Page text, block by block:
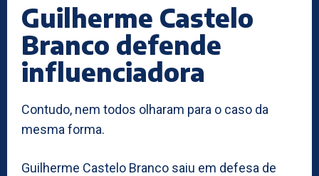
Guilherme Castelo
Branco defende
influenciadora
Contudo, nem todos olharam para o caso da
mesma forma.
Guilherme Castelo Branco saiu em defesa de